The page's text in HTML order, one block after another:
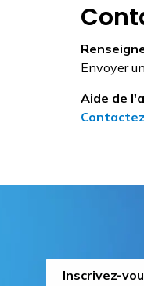
Envoyer un
Aide de
Inscrivez-